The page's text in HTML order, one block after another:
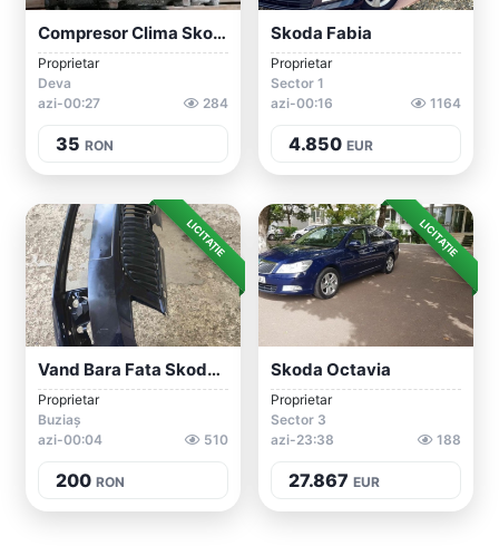
Compresor Clima Skoda Octavia 1
Proprietar
Deva
azi-00:27
284
35 RON
Skoda Fabia
Proprietar
Sector 1
azi-00:16
1164
4.850 EUR
LICITAȚIE
Vand Bara Fata Skoda Octavia 3 An 2013-2...
Proprietar
Buziaș
azi-00:04
510
200 RON
LICITAȚIE
Skoda Octavia
Proprietar
Sector 3
azi-23:38
188
27.867 EUR